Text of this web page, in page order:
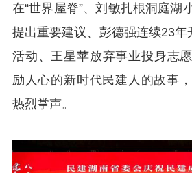
在“世界屋脊”、刘敏扎根洞庭湖
提出重要建议、彭德强连续23年
活动、王星苹放弃事业投身志
励人心的新时代民建人的故事
热烈掌声。